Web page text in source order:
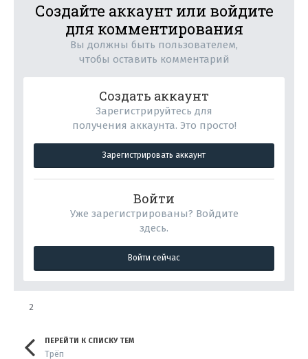
Создайте аккаунт или войдите
для комментирования
Вы должны быть пользователем,
чтобы оставить комментарий
Создать аккаунт
Зарегистрируйтесь для
получения аккаунта. Это просто!
Зарегистрировать аккаунт
Войти
Уже зарегистрированы? Войдите
здесь.
Войти сейчас
2
ПЕРЕЙТИ К СПИСКУ ТЕМ
Трёп